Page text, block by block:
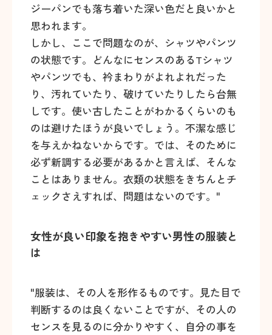
ジーパンでも落ち着いた深い色だと良いかと
思われます。
しかし、ここで問題なのが、シャツやパンツ
の状態です。どんなにセンスのあるTシャツ
やパンツでも、衿まわりがよれよれだった
り、汚れていたり、破けていたりしたら台無
しです。使い古したことがわかるくらいのも
のは避けたほうが良いでしょう。不潔な感じ
を与えかねないからです。では、そのために
必ず新調する必要があるかと言えば、そんな
ことはありません。衣類の状態をきちんとチ
ェックさえすれば、問題はないのです。"
女性が良い印象を抱きやすい男性の服装と
は
"服装は、その人を形作るものです。見た目で
判断するのは良くないことですが、その人の
センスを見るのに分かりやすく、自分の事を